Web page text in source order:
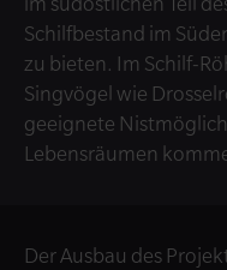
Schilfbestand im
zu bieten. Im Schilf-
Singvögel wie
geeignete
Lebensräumen
Der Ausbau des